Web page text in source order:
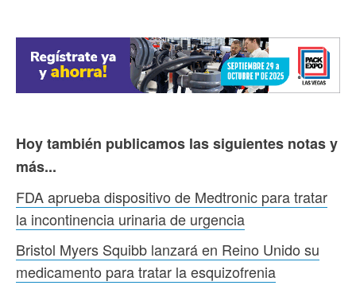
Hoy también publicamos las siguientes notas y
más...
FDA aprueba dispositivo de Medtronic para tratar
la incontinencia urinaria de urgencia
Bristol Myers Squibb lanzará en Reino Unido su
medicamento para tratar la esquizofrenia